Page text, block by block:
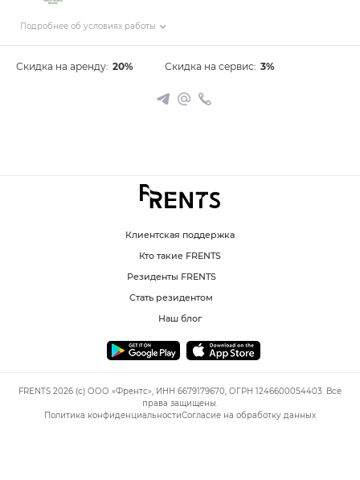
Подробнее об условиях работы
Скидка на аренду: 20% Скидка на сервис: 3%
Клиентская поддержка
Кто такие FRENTS
Резиденты FRENTS
Стать резидентом
Наш блог
FRENTS 2026 (c) ООО «Френтс», ИНН 6679179670, ОГРН 1246600054403. Все
права защищены.
Политика конфиденциальностиСогласие на обработку данных